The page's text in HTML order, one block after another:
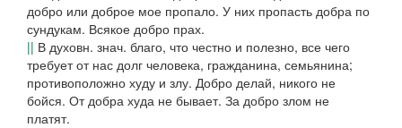
добро или доброе мое пропало. У них пропасть добра по
сундукам. Всякое добро прах.
|| В духовн. знач. благо, что честно и полезно, все чего
требует от нас долг человека, гражданина, семьянина;
противоположно худу и злу. Добро делай, никого не
бойся. От добра худа не бывает. За добро злом не
платят.